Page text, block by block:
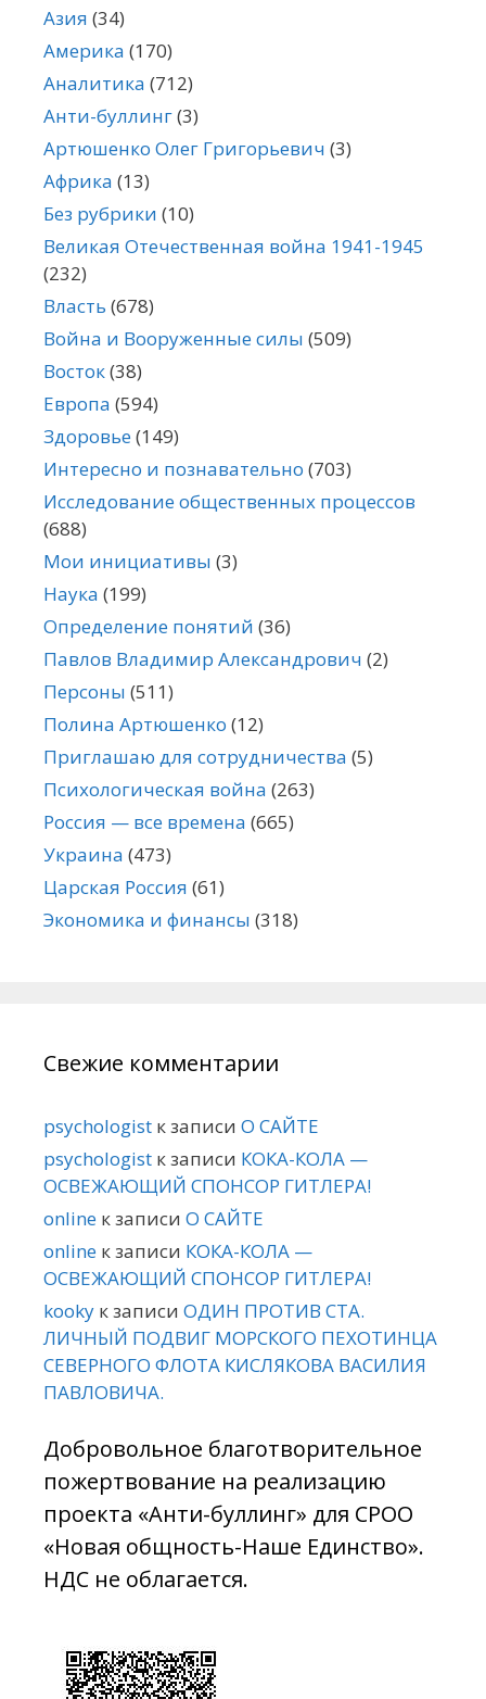
Азия (34)
Америка (170)
Аналитика (712)
Анти-буллинг(3)
Артюшенко Олег Григорьевич (3)
Африка (13)
Без рубрики (10)
Великая Отечественная война 1941-1945
(232)
Власть (678)
Война и Вооруженные силы (509)
Восток(38)
Европа (594)
Здоровье(149)
Интересно и познавательно (703)
Исследование общественных процессов
(688)
Мои инициативы (3)
Наука (199)
Определение понятий (36)
Павлов Владимир Александрович (2)
Персоны (511)
Полина Артюшенко (12)
Приглашаю для сотрудничества (5)
Психологическая война (263)
Россия — все времена (665)
Украина (473)
Царская Россия (61)
Экономика и финансы (318)
Свежие комментарии
psychologist к записи О САЙТЕ
psychologist к записи КОКА-КОЛА —
ОСВЕЖАЮЩИЙ СПОНСОР ГИТЛЕРА!
online к записи О САЙТЕ
online к записи КОКА-КОЛА —
ОСВЕЖАЮЩИЙ СПОНСОР ГИТЛЕРА!
kooky к записи ОДИН ПРОТИВ СТА.
ЛИЧНЫЙ ПОДВИГ МОРСКОГО ПЕХОТИНЦА
СЕВЕРНОГО ФЛОТА КИСЛЯКОВА ВАСИЛИЯ
ПАВЛОВИЧА.
Добровольное благотворительное
пожертвование на реализацию
проекта «Анти-буллинг» для СРОО
«Новая общность-Наше Единство».
НДС не облагается.